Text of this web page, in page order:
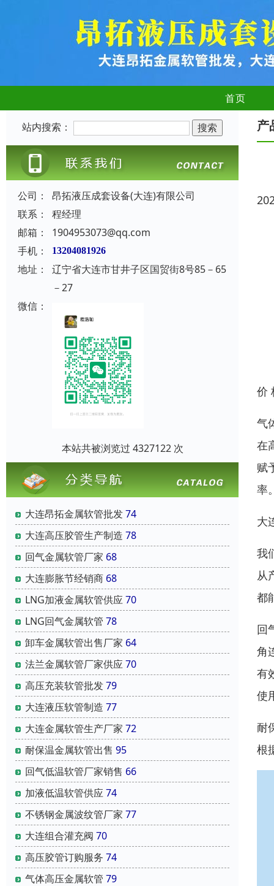
首页
站内搜索：
公司：
昂拓液压成套设备(大连)有限公司
联系：
程经理
邮箱：
1904953073@qq.com
手机：
13204081926
地址：
辽宁省大连市甘井子区国贸街8号85－65
－27
微信：
本站共被浏览过 4327122 次
大连昂拓金属软管批发74
大连高压胶管生产制造 78
回气金属软管厂家 68
大连膨胀节经销商 68
LNG加液金属软管供应70
LNG回气金属软管 78
卸车金属软管出售厂家 64
法兰金属软管厂家供应70
高压充装软管批发79
大连液压软管制造 77
大连金属软管生产厂家 72
耐保温金属软管出售 95
回气低温软管厂家销售 66
加液低温软管供应74
不锈钢金属波纹管厂家 77
大连组合灌充阀 70
高压胶管订购服务 74
气体高压金属软管 79
产
价
气
在
赋
率
大
我
从
都
回
角
有
使
耐
根